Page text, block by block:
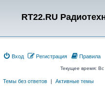
RT22.RU
Вход Регистрация Правила
Текущее время:
Темы без ответов | Активные темы